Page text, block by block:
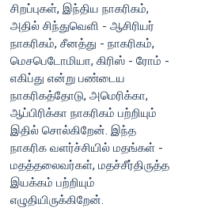
சிறப்புகள், இந்திய நாகரிகம்,
அதில் சிந்துவெளி - ஆசிரியர்
நாகரிகம், சீனத்து - நாகரிகம்,
மெசபெடோமியா, கிரிஸ் - ரோம் -
எகிப்து என்று பண்டைய
நாகரிகத்தோடு, அமெரிக்கா,
ஆப்பிரிக்கா நாகரிகம் பற்றியும்
இதில் சொல்கிறேன். இந்த
நாகரிக வளர்ச்சியில் மதங்கள் -
மதத்தலைவர்கள், மதச்சீர்திருத்த
இயக்கம் பற்றியும்
எழுதியிருக்கிறேன்.